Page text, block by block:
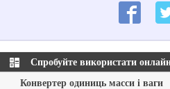
Спробуйте використати
Конвертер одиниць масси і ваги